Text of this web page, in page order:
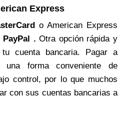
Express
o American Express
PayPal .Otra opción rápida y
cuenta bancaria. Pagar a
forma conveniente de
control, por lo que muchos
con sus cuentas bancarias a